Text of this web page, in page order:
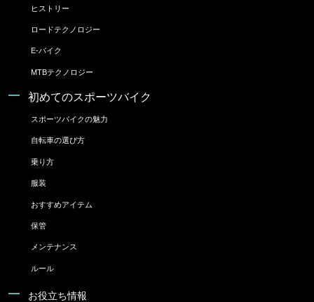
ヒストリー
ロードテクノロジー
E-バイク
MTBテクノロジー
初めてのスポーツバイク
スポーツバイクの魅力
自転車の選び方
乗り方
服装
おすすめアイテム
保管
メンテナンス
ルール
お役立ち情報